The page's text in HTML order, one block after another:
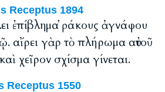
Receptus 1894
ἐπίβλημα ῥάκους ἀγνάφου
αἴρει γὰρ τὸ πλήρωμα αὐτοῦ
χεῖρον σχίσμα γίνεται.
Receptus 1550